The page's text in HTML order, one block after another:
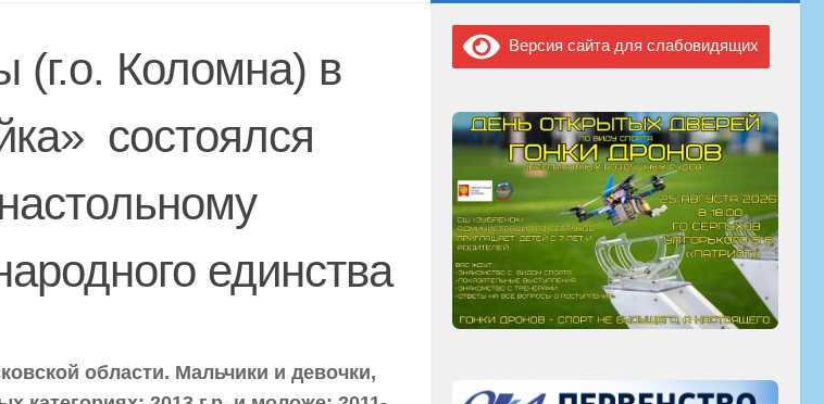
(г.о. Коломна) в
состоялся
единства
области. Мальчики и девочки,
Версия сайта для слабовидящих